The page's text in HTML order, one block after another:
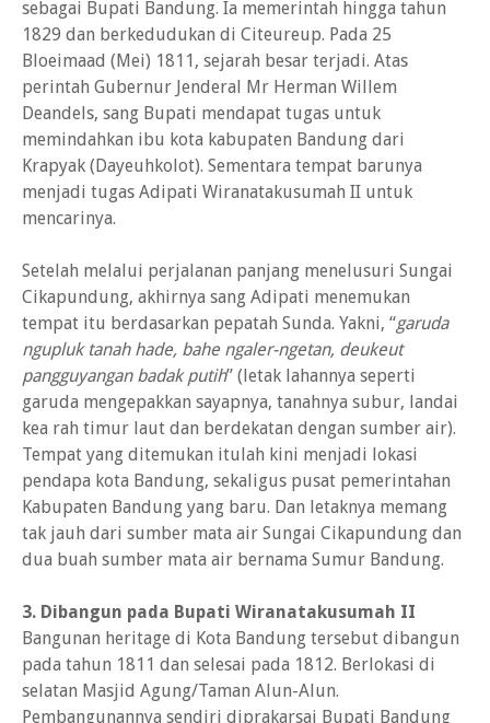
sebagai Bupati Bandung. Ia memerintah hingga tahun
1829 dan berkedudukan di Citeureup. Pada 25
Bloeimaad (Mei) 1811, sejarah besar terjadi. Atas
perintah Gubernur Jenderal Mr Herman Willem
Deandels, sang Bupati mendapat tugas untuk
memindahkan ibu kota kabupaten Bandung dari
Krapyak (Dayeuhkolot). Sementara tempat barunya
menjadi tugas Adipati Wiranatakusumah II untuk
mencarinya.
Setelah melalui perjalanan panjang menelusuri Sungai
Cikapundung, akhirnya sang Adipati menemukan
tempat itu berdasarkan pepatah Sunda. Yakni, “garuda
ngupluk tanah hade, bahe ngaler-ngetan, deukeut
pangguyangan badak putih” (letak lahannya seperti
garuda mengepakkan sayapnya, tanahnya subur, landai
kea rah timur laut dan berdekatan dengan sumber air).
Tempat yang ditemukan itulah kini menjadi lokasi
pendapa kota Bandung, sekaligus pusat pemerintahan
Kabupaten Bandung yang baru. Dan letaknya memang
tak jauh dari sumber mata air Sungai Cikapundung dan
dua buah sumber mata air bernama Sumur Bandung.
3. Dibangun pada Bupati Wiranatakusumah II
Bangunan heritage di Kota Bandung tersebut dibangun
pada tahun 1811 dan selesai pada 1812. Berlokasi di
selatan Masjid Agung/Taman Alun-Alun.
Pembangunannya sendiri diprakarsai Bupati Bandung